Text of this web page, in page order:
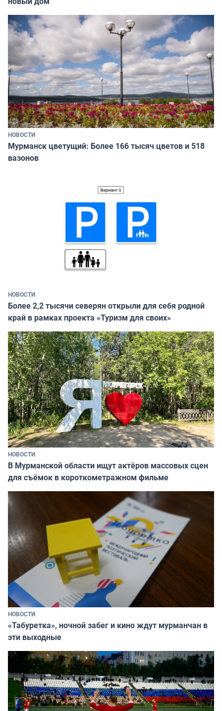
НОВОСТИ
Мурманск цветущий: Более 166 тысяч цветов и 518
вазонов
НОВОСТИ
Более 2,2 тысячи северян открыли для себя родной
край в рамках проекта «Туризм для своих»
НОВОСТИ
В Мурманской области ищут актёров массовых сцен
для съёмок в короткометражном фильме
НОВОСТИ
«Табуретка», ночной забег и кино ждут мурманчан в
эти выходные